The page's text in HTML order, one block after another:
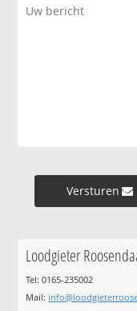
Versturen »
Loodgieter
Tel: 0165-235002
Mail: